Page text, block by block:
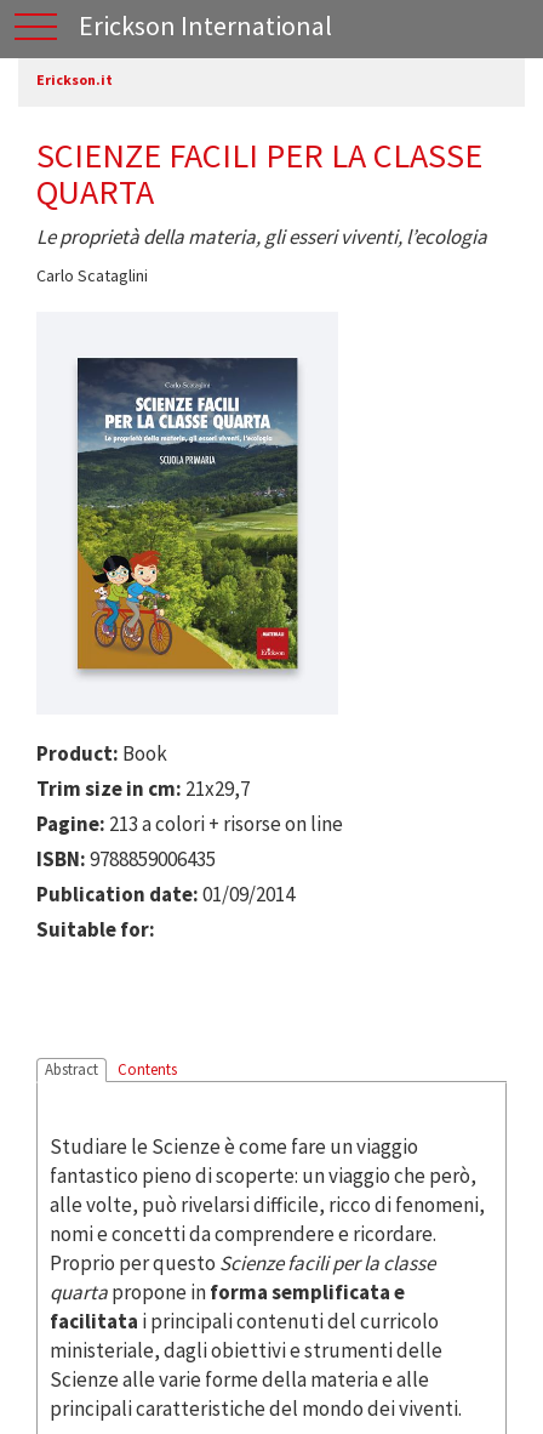
Erickson International
Erickson.it
SCIENZE FACILI PER LA CLASSE
QUARTA
Le proprietà della materia, gli esseri viventi, l’ecologia
Carlo Scataglini
Product: Book
Trim size in cm: 21x29,7
Pagine: 213 a colori + risorse on line
ISBN:9788859006435
Publication date:01/09/2014
Suitable for:
Abstract Contents
Studiare le Scienze è come fare un viaggio
fantastico pieno di scoperte: un viaggio che però,
alle volte, può rivelarsi difficile, ricco di fenomeni,
nomi e concetti da comprendere e ricordare.
Proprio per questo Scienze facili per la classe
quartapropone informa semplificata e
facilitata i principali contenuti del curricolo
ministeriale, dagli obiettivi e strumenti delle
Scienze alle varie forme della materia e alle
principali caratteristiche del mondo dei viventi.